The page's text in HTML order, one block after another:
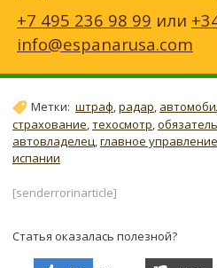
+7 495 236 98 99 или
info@espanarusa.com
Метки: штраф,радар,
страхование техосмотр
автовладелец главное
испании
[senderrorinarticle]
Статья оказалась полезной?